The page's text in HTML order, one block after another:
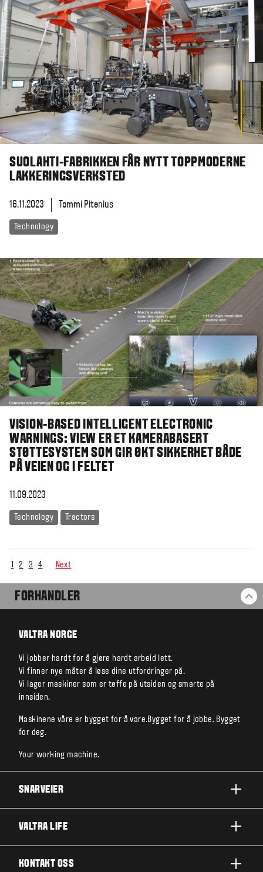
SUOLAHTI-FABRIKKEN FÅR NYTT TOPPMODERNE
LAKKERINGSVERKSTED
16.11.2023 Tommi Pitenius
Technology
VISION-BASED INTELLIGENT ELECTRONIC
WARNINGS: VIEW ER ET KAMERABASERT
STØTTESYSTEM SOM GIR ØKT SIKKERHET BÅDE
PÅ VEIEN OG I FELTET
11.09.2023
Technology Tractors
1 2 3 4 Next
FORHANDLER
VALTRA NORGE
Vi jobber hardt for å gjøre hardt arbeid lett.
Vi finner nye måter å løse dine utfordringer på.
Vi lager maskiner som er tøffe på utsiden og smarte på
innsiden.
Maskinene våre er bygget for å vare.Bygget for å jobbe. Bygget
for deg.
Your working machine.
SNARVEIER
N-SERIE
VALTRA LIFE
KONTAKT OSS